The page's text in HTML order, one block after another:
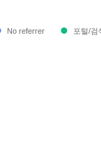
No referrer 포털/검